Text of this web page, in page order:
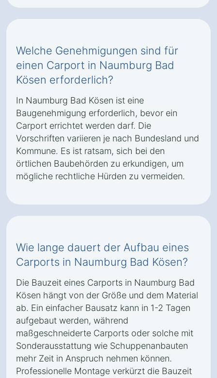
Welche Genehmigungen sind für
einen Carport in Naumburg Bad
Kösen erforderlich?
In Naumburg Bad Kösen ist eine
Baugenehmigung erforderlich, bevor ein
Carport errichtet werden darf. Die
Vorschriften variieren je nach Bundesland und
Kommune. Es ist ratsam, sich bei den
örtlichen Baubehörden zu erkundigen, um
mögliche rechtliche Hürden zu vermeiden.
Wie lange dauert der Aufbau eines
Carports in Naumburg Bad Kösen?
Die Bauzeit eines Carports in Naumburg Bad
Kösen hängt von der Größe und dem Material
ab. Ein einfacher Bausatz kann in 1-2 Tagen
aufgebaut werden, während
maßgeschneiderte Carports oder solche mit
Sonderausstattung wie Schuppenanbauten
mehr Zeit in Anspruch nehmen können.
Professionelle Montage verkürzt die Bauzeit